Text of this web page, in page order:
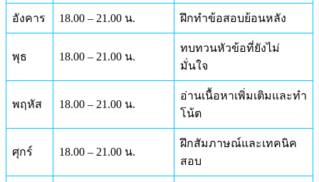
อังคาร 18.00 – 21.00 น. ฝึกทำข้อสอบย้อนหลัง
พุธ 18.00 – 21.00 น.
ทบทวนหัวข้อที่ยังไม่
มั่นใจ
พฤหัส 18.00 – 21.00 น.
อ่านเนื้อหาเพิ่มเติมและทำ
โน้ต
ศุกร์ 18.00 – 21.00 น.
ฝึกสัมภาษณ์และเทคนิค
สอบ